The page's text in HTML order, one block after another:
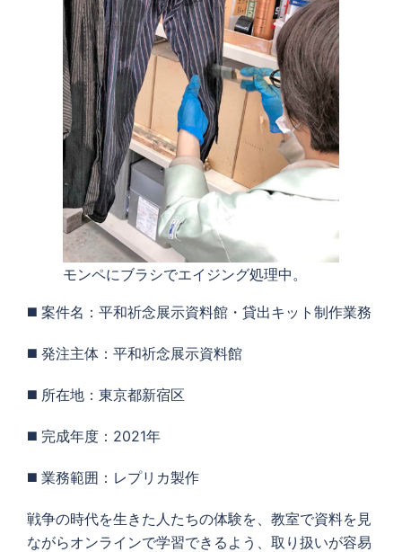
モンペにブラシでエイジング処理中。
◼️ 案件名：平和祈念展示資料館・貸出キット制作業務
◼️ 発注主体：平和祈念展示資料館
◼️ 所在地：東京都新宿区
◼️ 完成年度：2021年
◼️ 業務範囲：レプリカ製作
戦争の時代を生きた人たちの体験を、教室で資料を見
ながらオンラインで学習できるよう、取り扱いが容易